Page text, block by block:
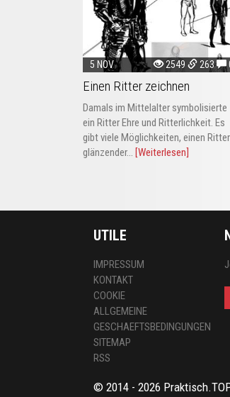
5 NOV 2549 263
Einen Ritter zeichnen
Damals im Mittelalter symbolisierte
ein Ritter Ehre und Ritterlichkeit. Es
gibt viele Möglichkeiten, einen
glänzender... [Weiterlesen]
UTILE
IMPRESSUM
KONTAKT
COOKIE
ALLGEMEINE
GESCHAEFTSBEDINGUNGEN
SITEMAP
RSS
© 2014 - 2026